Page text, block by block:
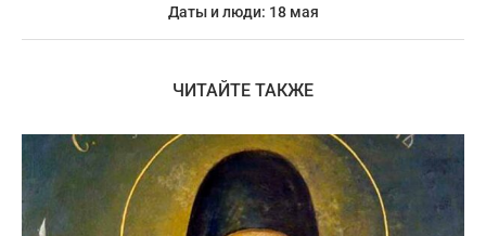
Даты и люди: 18 мая
ЧИТАЙТЕ ТАКЖЕ